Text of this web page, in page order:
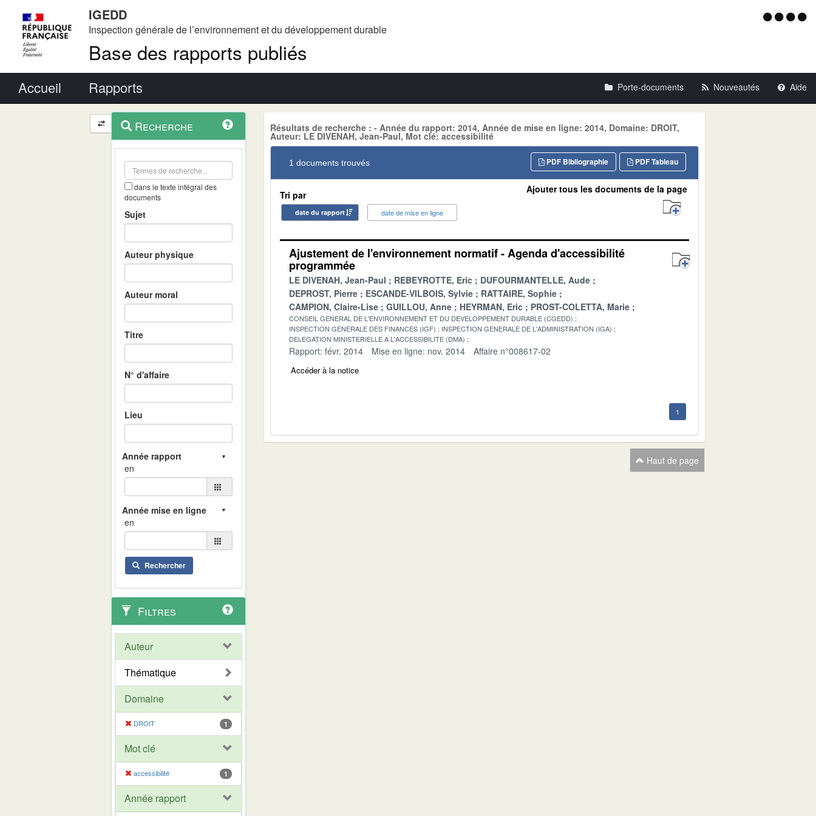
IGEDD
Inspection générale de l’environnement et du développement durable
Base des rapports publiés
Menu
Accueil Rapports Porte-documents Nouveautés Aide
Navigation
et
outils
contextuel
Recherche
dans le texte intégral des
documents
Sujet
Auteur physique
Auteur moral
Titre
N° d'affaire
Lieu
en
en
Rechercher
Filtres
Auteur
Thématique
Domaine
DROIT 1
Mot clé
accessibilité 1
Année rapport
Résultats de recherche : - Année du rapport: 2014, Année de mise en ligne: 2014, Domaine: DROIT,
Auteur: LE DIVENAH, Jean-Paul, Mot clé: accessibilité
1 documents trouvés PDF Tableau
PDF Bibliographie
Tri par
date du rapport date de mise en ligne
Ajouter tous les documents de la page
Ajustement de l'environnement normatif - Agenda d'accessibilité
programmée
LE DIVENAH, Jean-Paul REBEYROTTE, Eric
DUFOURMANTELLE, Aude
DEPROST, Pierre
ESCANDE-VILBOIS, Sylvie
RATTAIRE, Sophie
CAMPION, Claire-Lise
GUILLOU, Anne HEYRMAN, Eric PROST-COLETTA, Marie
CONSEIL GENERAL DE L'ENVIRONNEMENT ET DU DEVELOPPEMENT DURABLE (CGEDD)
INSPECTION GENERALE DES FINANCES (IGF)
INSPECTION GENERALE DE L'ADMINISTRATION (IGA)
DELEGATION MINISTERIELLE A L'ACCESSIBILITE (DMA)
Rapport: févr. 2014 Mise en ligne: nov. 2014 Affaire n°008617-02
Accéder à la notice
1
Haut de page